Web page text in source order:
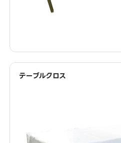
テーブルクロス